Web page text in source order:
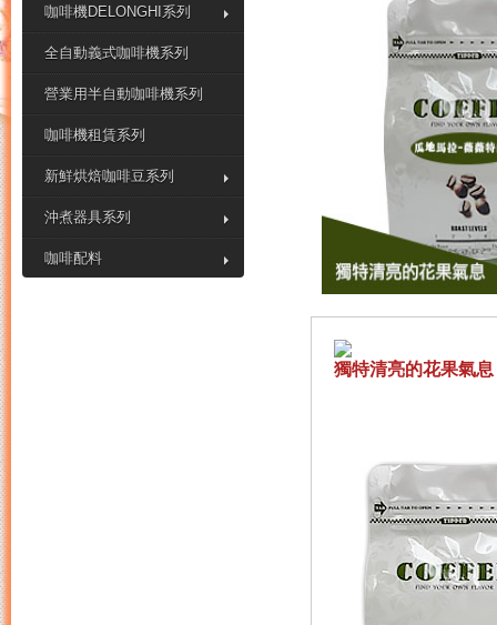
咖啡機DELONGHI系列
全自動義式咖啡機系列
營業用半自動咖啡機系列
咖啡機租賃系列
新鮮烘焙咖啡豆系列
沖煮器具系列
咖啡配料
獨特清亮的花果氣